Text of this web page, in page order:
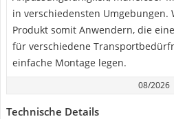
in verschiedensten Umgebungen.
Produkt somit Anwendern, die
für verschiedene
einfache Montage legen.
08/2026
Technische Details